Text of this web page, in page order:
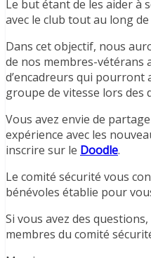
Le but étant de les aider à
avec le club tout au long de
Dans cet objectif, nous
de nos membres-
d’encadreurs qui pourront
groupe de vitesse lors des
Vous avez envie de
expérience avec les
inscrire sur le Doodle.
Le comité sécurité vous
bénévoles établie pour
Si vous avez des questions,
membres du comité